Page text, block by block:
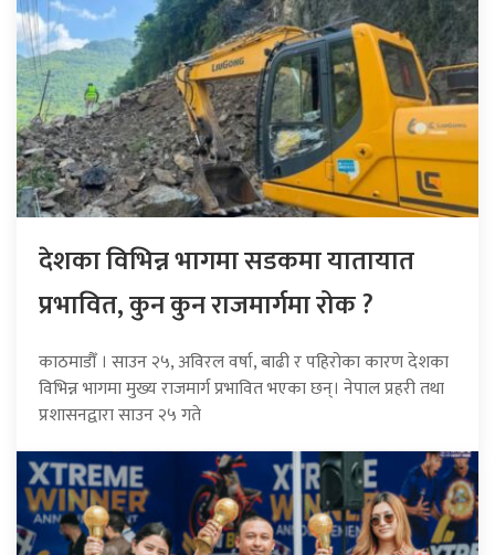
देशका विभिन्न भागमा सडकमा यातायात
प्रभावित, कुन कुन राजमार्गमा रोक ?
काठमाडौँ । साउन २५, अविरल वर्षा, बाढी र पहिरोका कारण देशका
विभिन्न भागमा मुख्य राजमार्ग प्रभावित भएका छन्। नेपाल प्रहरी तथा
प्रशासनद्वारा साउन २५ गते